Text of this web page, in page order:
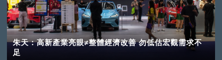
朱天：高新產業亮眼≠整體經濟改善 勿低估宏觀需求不
足